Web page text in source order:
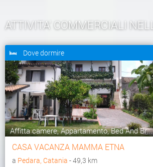
ATTIVITA' COMMERCIALI
Dove dormire
Affitta camere, Appartamento, Bed And Br...
CASA VACANZA MAMMA ETNA
a Pedara, Catania - 49,3 km